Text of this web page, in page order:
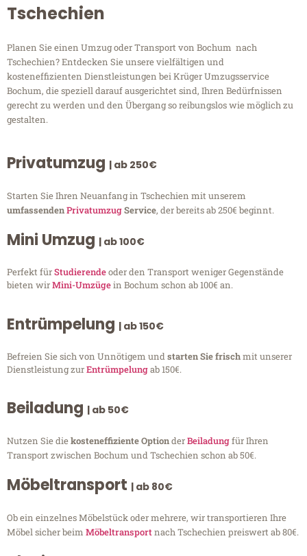
Tschechien
Planen Sie einen Umzug oder Transport von Bochum nach
Tschechien? Entdecken Sie unsere vielfältigen und
kosteneffizienten Dienstleistungen bei Krüger Umzugsservice
Bochum, die speziell darauf ausgerichtet sind, Ihren Bedürfnissen
gerecht zu werden und den Übergang so reibungslos wie möglich zu
gestalten.
Privatumzug | ab 250€
Starten Sie Ihren Neuanfang in Tschechien mit unserem
umfassendenPrivatumzugService, der bereits ab 250€ beginnt.
Mini Umzug | ab 100€
Perfekt fürStudierendeoder den Transport weniger Gegenstände
bieten wirMini-Umzügein Bochum schon ab 100€ an.
Entrümpelung | ab 150€
Befreien Sie sich von Unnötigem undstarten Sie frischmit unserer
Dienstleistung zurEntrümpelungab 150€.
Beiladung | ab 50€
Nutzen Sie diekosteneffiziente OptionderBeiladungfür Ihren
Transport zwischen Bochum und Tschechien schon ab 50€.
Möbeltransport | ab 80€
Ob ein einzelnes Möbelstück oder mehrere, wir transportieren Ihre
Möbel sicher beim Möbeltransportnach Tschechien preiswert ab 80€.